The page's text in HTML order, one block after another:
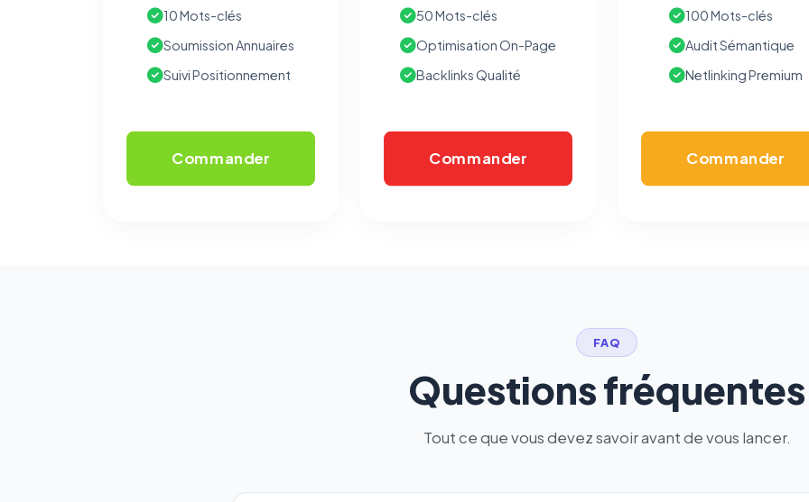
10 Mots-clés
Soumission Annuaires
Suivi Positionnement
Commander
50 Mots-clés
Optimisation On-Page
Backlinks Qualité
Commander
100 Mots-clés
Audit Sémantique
Netlinking Premium
Commander
FAQ
Questions fréquentes
Tout ce que vous devez savoir avant de vous lancer.